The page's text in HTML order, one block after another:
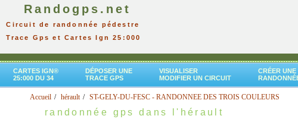
Randogps.net
Circuit de randonnée pédestre
Trace Gps et Cartes Ign 25:000
CARTES IGN®
25:000 DU 34
DÉPOSER UNE
TRACE GPS
VISUALISER
MODIFIER UN CIRCUIT
CRÉER UNE
Accueil hérault ST-GELY-DU-FESC - RANDONNEE DES TROIS COULEURS
randonnée gps dans l'hérault